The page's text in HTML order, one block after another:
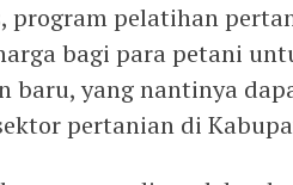
program pelatihan
bagi para petani
baru, yang nantinya
pertanian di